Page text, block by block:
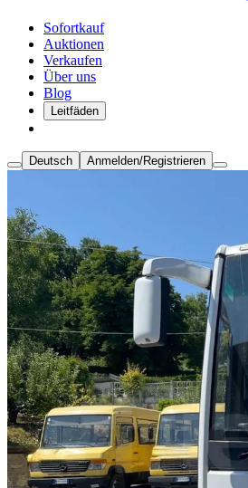
Sofortkauf
Auktionen
Verkaufen
Über uns
Blog
Leitfäden
Deutsch Anmelden/Registrieren